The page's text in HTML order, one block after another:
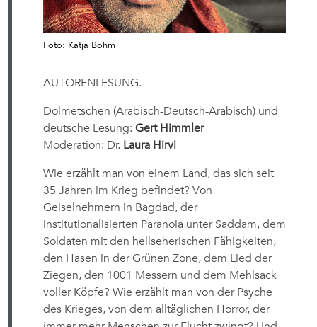
Foto: Katja Bohm
AUTORENLESUNG.
Dolmetschen (Arabisch-Deutsch-Arabisch) und
deutsche Lesung: Gert Himmler
Moderation: Dr. Laura Hirvi
Wie erzählt man von einem Land, das sich seit
35 Jahren im Krieg befindet? Von
Geiselnehmern in Bagdad, der
institutionalisierten Paranoia unter Saddam, dem
Soldaten mit den hellseherischen Fähigkeiten,
den Hasen in der Grünen Zone, dem Lied der
Ziegen, den 1001 Messern und dem Mehlsack
voller Köpfe? Wie erzählt man von der Psyche
des Krieges, von dem alltäglichen Horror, der